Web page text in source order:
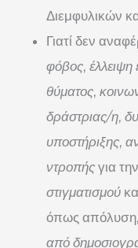
Διεμφυλικών
Γιατί δεν
φόβος,
θύματος,
δράστριας/η,
υποστήριξης,
ντροπής για
στιγματισμού
όπως απόλυση,
από